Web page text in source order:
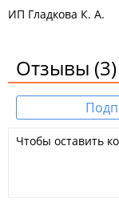
ИП Гладкова К. А.
Отзывы (3)
Чтобы оставить